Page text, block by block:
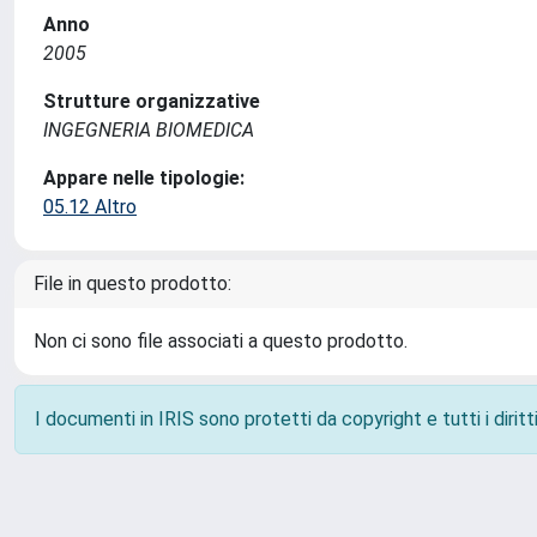
Anno
2005
Strutture organizzative
INGEGNERIA BIOMEDICA
Appare nelle tipologie:
05.12 Altro
File in questo prodotto:
Non ci sono file associati a questo prodotto.
I documenti in IRIS sono protetti da copyright e tutti i